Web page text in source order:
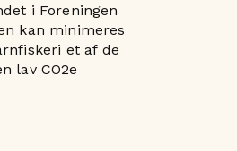
i Foreningen
kan minimeres
et af de
lav CO2e